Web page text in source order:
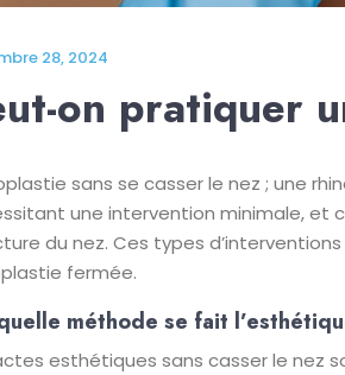
28, 2024
on pratiquer
sans se casser le nez ; une
une intervention minimale, et
du nez. Ces types
fermée.
méthode se fait
esthétiques sans casser le nez